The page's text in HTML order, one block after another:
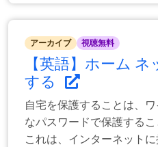
アーカイブ 視聴無料
【英語】ホーム
する
自宅を保護することは、
なパスワードで保護するこ
これは、インターネット